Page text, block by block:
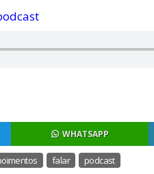
WHATSAPP
falar podcast